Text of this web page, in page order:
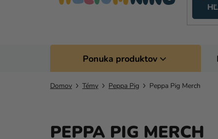
Ponuka produktov
Domov Témy Peppa Pig Peppa Pig Merch
PEPPA PIG MERCH